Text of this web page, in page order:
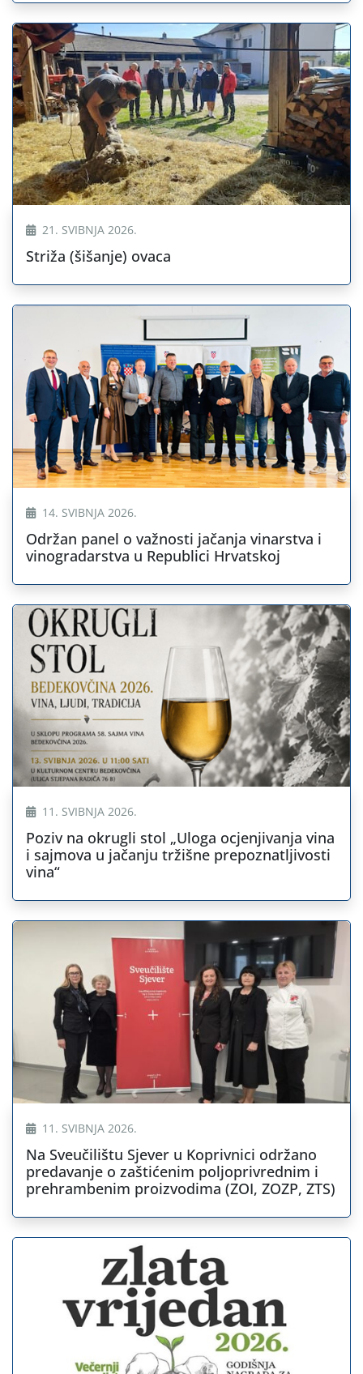
21. SVIBNJA 2026.
Striža (šišanje) ovaca
14. SVIBNJA 2026.
Održan panel o važnosti jačanja vinarstva i
vinogradarstva u Republici Hrvatskoj
11. SVIBNJA 2026.
Poziv na okrugli stol „Uloga ocjenjivanja vina
i sajmova u jačanju tržišne prepoznatljivosti
vina“
11. SVIBNJA 2026.
Na Sveučilištu Sjever u Koprivnici održano
predavanje o zaštićenim poljoprivrednim i
prehrambenim proizvodima (ZOI, ZOZP, ZTS)